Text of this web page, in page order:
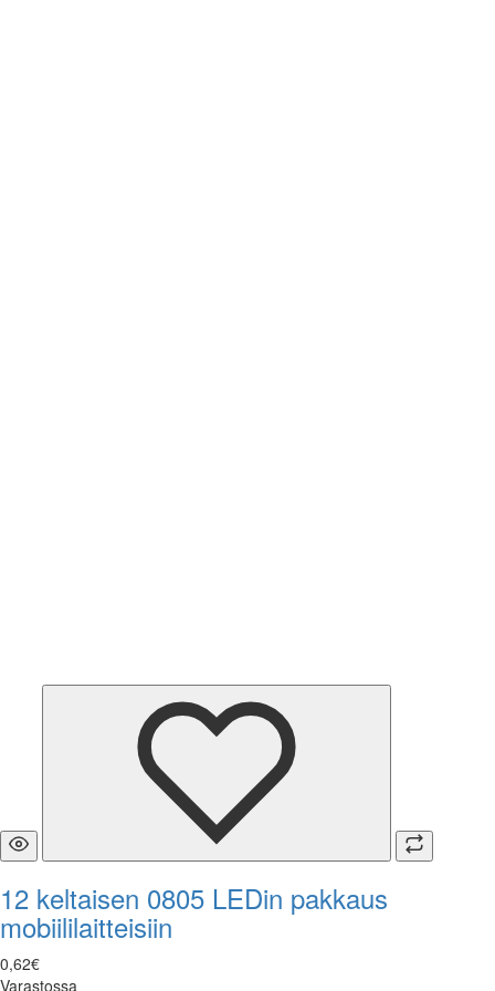
12 keltaisen 0805 LEDin pakkaus
mobiililaitteisiin
0,62€
Varastossa